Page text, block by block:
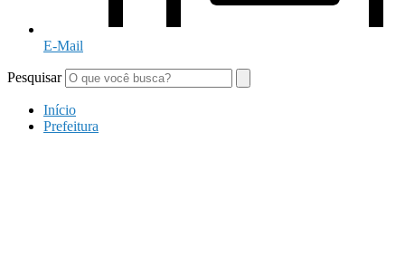
E-Mail
Pesquisar
Início
Prefeitura